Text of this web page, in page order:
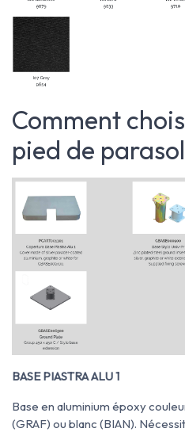
Comment
pied de
BASE PIASTRA ALU 1
Base en aluminium époxy
(GRAF) ou blanc (BIAN).